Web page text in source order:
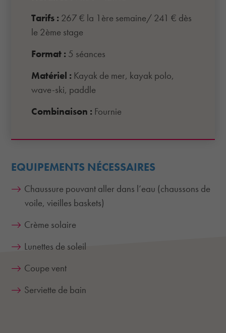
Tarifs : 267 € la 1ère semaine/ 241 € dès
le 2ème stage
Format : 5 séances
Matériel : Kayak de mer, kayak polo,
wave-ski, paddle
Combinaison : Fournie
EQUIPEMENTS NÉCESSAIRES
Chaussure pouvant aller dans l’eau (chaussons de
voile, vieilles baskets)
Crème solaire
Lunettes de soleil
Coupe vent
Serviette de bain